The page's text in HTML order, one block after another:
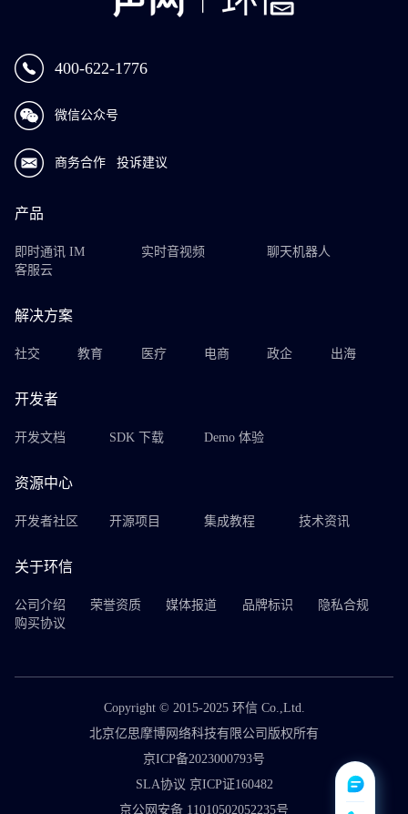
400-622-1776
微信公众号
商务合作 投诉建议
产品
即时通讯 IM 实时音视频
聊天机器人
客服云
解决方案
社交 教育 医疗 电商 政企 出海
开发者
开发文档 SDK 下载 Demo 体验
资源中心
开发者社区 开源项目 集成教程 技术资讯
关于环信
公司介绍 荣誉资质 媒体报道 品牌标识
隐私合规
购买协议
Copyright © 2015-2025 环信 Co.,Ltd.
北京亿思摩博网络科技有限公司版权所有
京ICP备2023000793号
SLA协议 京ICP证160482
京公网安备 11010502052235号